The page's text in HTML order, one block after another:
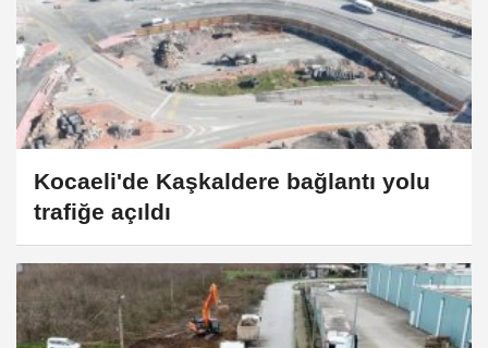
Kocaeli'de Kaşkaldere bağlantı yolu
trafiğe açıldı